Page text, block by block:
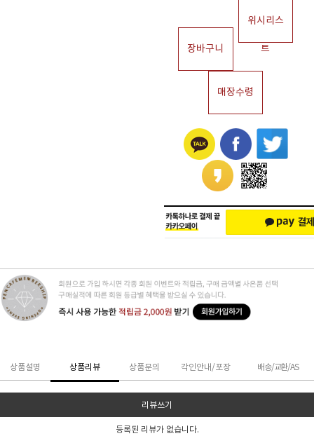
장바구니
위시리스
트
매장수령
상품설명 상품리뷰 상품문의 각인안내/포장 배송/교환/AS
리뷰쓰기
등록된 리뷰가 없습니다.